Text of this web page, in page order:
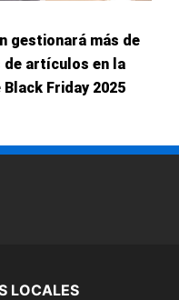
gestionará más de
de artículos en la
Black Friday 2025
LOCALES